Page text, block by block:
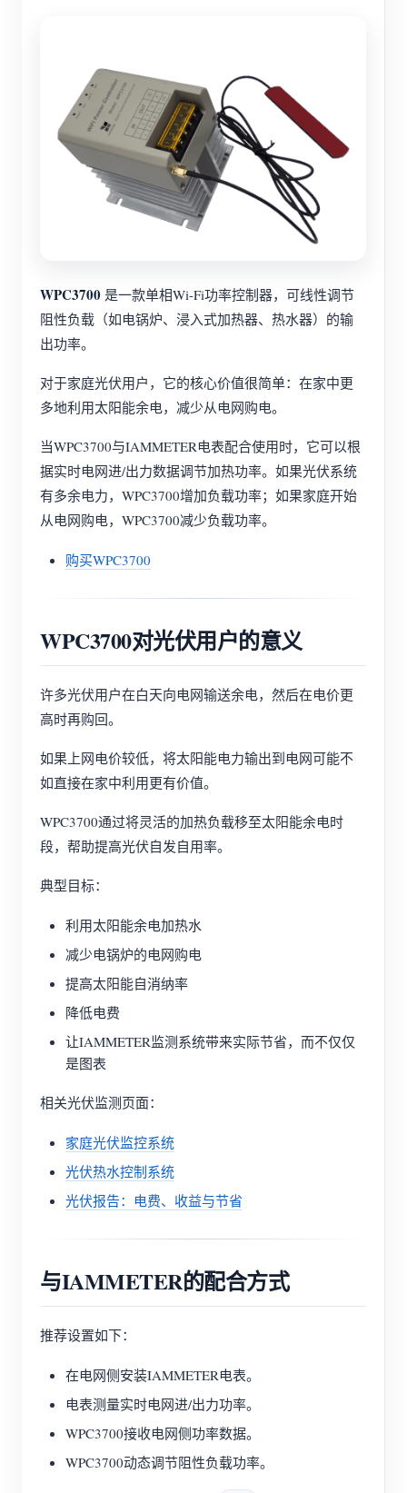
WPC3700 是一款单相Wi-Fi功率控制器，可线性调节
阻性负载（如电锅炉、浸入式加热器、热水器）的输
出功率。
对于家庭光伏用户，它的核心价值很简单：在家中更
多地利用太阳能余电，减少从电网购电。
当WPC3700与IAMMETER电表配合使用时，它可以根
据实时电网进/出力数据调节加热功率。如果光伏系统
有多余电力，WPC3700增加负载功率；如果家庭开始
从电网购电，WPC3700减少负载功率。
购买WPC3700
WPC3700对光伏用户的意义
许多光伏用户在白天向电网输送余电，然后在电价更
高时再购回。
如果上网电价较低，将太阳能电力输出到电网可能不
如直接在家中利用更有价值。
WPC3700通过将灵活的加热负载移至太阳能余电时
段，帮助提高光伏自发自用率。
典型目标：
利用太阳能余电加热水
减少电锅炉的电网购电
提高太阳能自消纳率
降低电费
让IAMMETER监测系统带来实际节省，而不仅仅
是图表
相关光伏监测页面：
家庭光伏监控系统
光伏热水控制系统
光伏报告：电费、收益与节省
与IAMMETER的配合方式
推荐设置如下：
在电网侧安装IAMMETER电表。
电表测量实时电网进/出力功率。
WPC3700接收电网侧功率数据。
WPC3700动态调节阻性负载功率。